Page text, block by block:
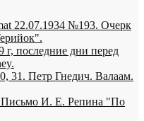
22.07.1934 №193. Очерк
г, последние дни перед
31. Петр Гнедич. Валаам.
Письмо И. Е. Репина "По